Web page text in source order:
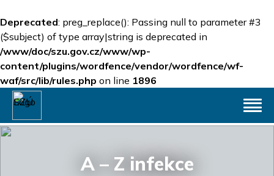
Deprecated: preg_replace(): Passing null to parameter #3
($subject) of type array|string is deprecated in
/www/doc/szu.gov.cz/www/wp-
content/plugins/wordfence/vendor/wordfence/wf-
waf/src/lib/rules.php on line 1896
A – Z infekce